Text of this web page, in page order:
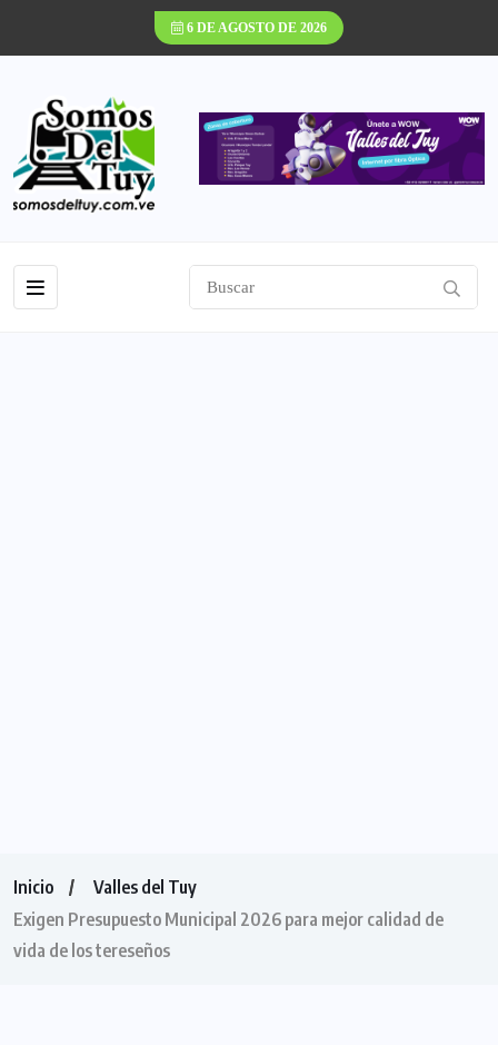
6 DE AGOSTO DE 2026
Inicio
Valles del Tuy
Exigen Presupuesto Municipal 2026 para mejor calidad de
vida de los tereseños